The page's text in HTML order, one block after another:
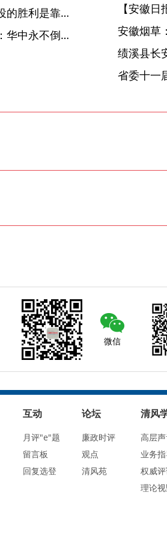
总书记点赞党史上的安徽⑦ | 渡江战役的胜利是靠老百姓用小船划出来的
总书记点赞党史上的安徽⑥ | 新四军：华中永不倒的长城
【安徽
安徽烟草
省委十一
微信
互动
月评"e"题
留言板
回复选登
论坛
廉政时评
观点
清风苑
清风
高层
业务
权威
理论